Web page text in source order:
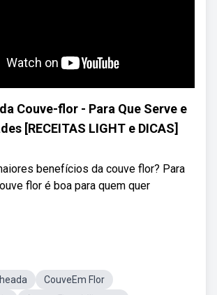
Couve-flor - Para Que Serve e
[RECEITAS LIGHT e DICAS]
benefícios da couve flor? Para
flor é boa para quem quer
CouveEm Flor